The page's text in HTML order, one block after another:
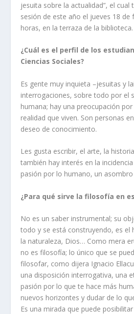
jesuita sobre la actualidad”, el cual
sesión de este año el jueves 18 de
horas, en la terraza de la biblioteca.
¿Cuál es el perfil de los
Ciencias Sociales?
Es gente muy inquieta –jesuitas y
interrogaciones, sobre todo por el
humana; hay una preocupación
realidad que viven. Son personas
deseo de conocimiento.
Les gusta escribir, el arte, la
también hay interés en la
pasión por lo humano, un
¿Para qué sirve la filosofía en
No es un saber instrumental; su
todo y se está construyendo, es el
la naturaleza, Dios… Como mera
no es filosofía; lo único que se
filosofar, como dijera Ignacio
una disposición interrogativa, una
pasión por lo que te hace más
nuevos horizontes y dudar de lo
Es una mirada que puede